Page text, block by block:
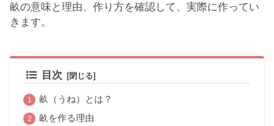
畝の意味と理由、作り方を確認して、実際に作ってい
きます。
目次
畝（うね）とは？
畝を作る理由